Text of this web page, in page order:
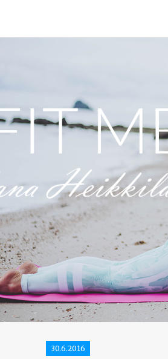
30.6.2016